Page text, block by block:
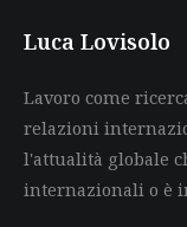
Luca Lovisolo
Lavoro come
relazioni
l'attualità globale
internazionali o è